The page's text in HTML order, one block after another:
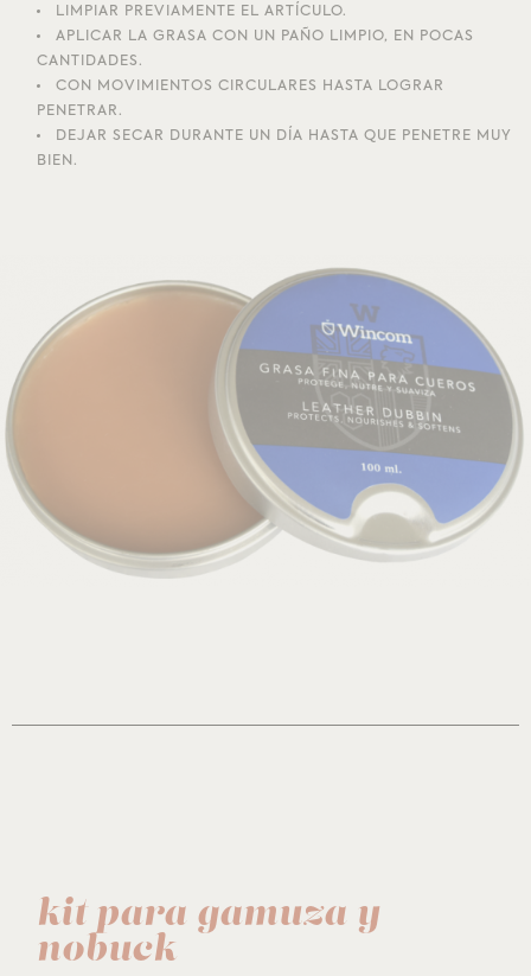
LIMPIAR PREVIAMENTE EL ARTÍCULO.
APLICAR LA GRASA CON UN PAÑO LIMPIO, EN POCAS
CANTIDADES.
CON MOVIMIENTOS CIRCULARES HASTA LOGRAR
PENETRAR.
DEJAR SECAR DURANTE UN DÍA HASTA QUE PENETRE MUY
BIEN.
kit para gamuza y
nobuck